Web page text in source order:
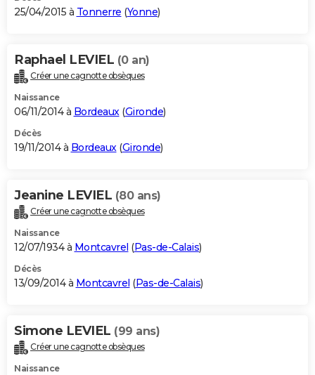
25/04/2015 à Tonnerre (Yonne)
Raphael LEVIEL (0 an)
Créer une cagnotte obsèques
Naissance
06/11/2014 à Bordeaux(Gironde)
Décès
19/11/2014 à Bordeaux(Gironde)
Jeanine LEVIEL (80 ans)
Créer une cagnotte obsèques
Naissance
12/07/1934 à Montcavrel (Pas-de-Calais)
Décès
13/09/2014 à Montcavrel (Pas-de-Calais)
Simone LEVIEL (99 ans)
Créer une cagnotte obsèques
Naissance